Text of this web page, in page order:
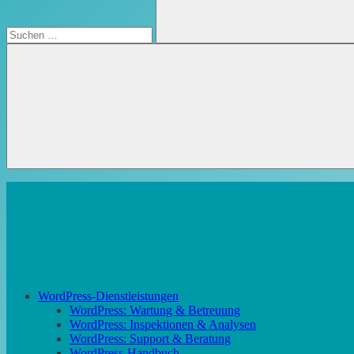
Suchen
WordPress-Dienstleistungen
WordPress: Wartung & Betreuung
WordPress: Inspektionen & Analysen
WordPress: Support & Beratung